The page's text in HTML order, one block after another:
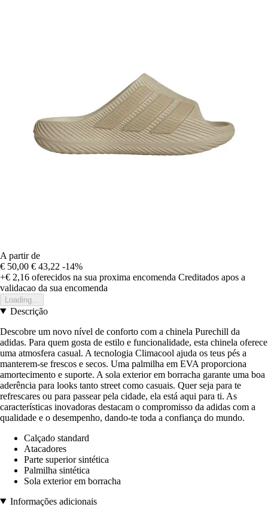
A partir de
€ 50,00 € 43,22 -14%
+€ 2,16 oferecidos na sua proxima encomenda Creditados apos a
validacao da sua encomenda
Loading...
Descrição
Descobre um novo nível de conforto com a chinela Purechill da
adidas. Para quem gosta de estilo e funcionalidade, esta chinela oferece
uma atmosfera casual. A tecnologia Climacool ajuda os teus pés a
manterem-se frescos e secos. Uma palmilha em EVA proporciona
amortecimento e suporte. A sola exterior em borracha garante uma boa
aderência para looks tanto street como casuais. Quer seja para te
refrescares ou para passear pela cidade, ela está aqui para ti. As
características inovadoras destacam o compromisso da adidas com a
qualidade e o desempenho, dando-te toda a confiança do mundo.
Calçado standard
Atacadores
Parte superior sintética
Palmilha sintética
Sola exterior em borracha
Informações adicionais